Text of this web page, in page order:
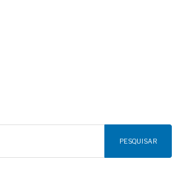
PESQUISAR